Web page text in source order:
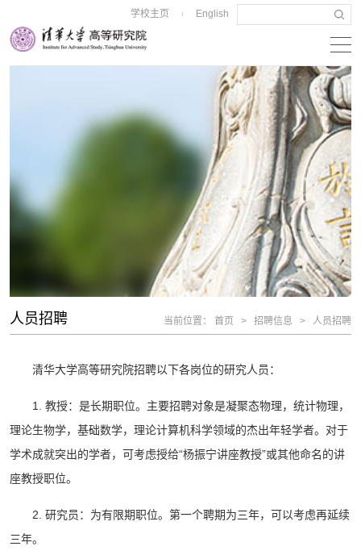
学校主页 | English
人员招聘 当前位置： 首页 > 招聘信息 > 人员招聘
清华大学高等研究院招聘以下各岗位的研究人员：
1. 教授：是长期职位。主要招聘对象是凝聚态物理，统计物理，
理论生物学，基础数学，理论计算机科学领域的杰出年轻学者。对于
学术成就突出的学者，可考虑授给“杨振宁讲座教授”或其他命名的讲
座教授职位。
2. 研究员：为有限期职位。第一个聘期为三年，可以考虑再延续
三年。